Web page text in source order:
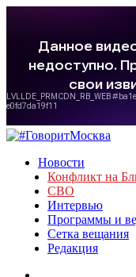
Новости
Конфликт на
СВО
Интервью
Программы и
Сетка вещания
Редакция